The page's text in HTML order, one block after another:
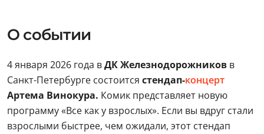
О событии
4 января 2026 года вДК Железнодорожников в
Санкт-Петербурге состоится стендап-концерт
Артема Винокура. Комик представляет новую
программу «Все как у взрослых». Если вы вдруг стали
взрослыми быстрее, чем ожидали, этот стендап